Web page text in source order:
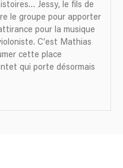
Jessy, le fils de
le groupe pour apporter
pour la musique
C’est Mathias
cette place
qui porte désormais